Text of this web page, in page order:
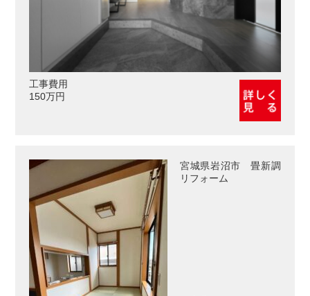
工事費用
150万円
宮城県岩沼市 畳新調
リフォーム